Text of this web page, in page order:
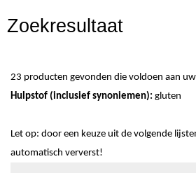
Zoekresultaat
23 producten gevonden die voldoen aan
Hulpstof (inclusief synoniemen): gluten
Let op: door een keuze uit de volgende
automatisch ververst!